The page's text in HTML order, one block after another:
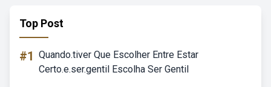
Top Post
#1 Quando.tiver Que Escolher Entre Estar
Certo.e.ser.gentil Escolha Ser Gentil